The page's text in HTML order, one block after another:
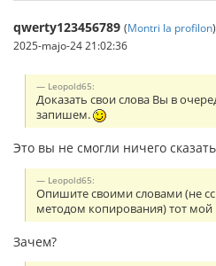
qwerty123456789 (Montri la profilon)
2025-majo-24 21:02:36
Leopold65:
Доказать свои слова Вы в
запишем.
Это вы не смогли ничего
Leopold65:
Опишите своими словами (не
методом копирования) тот мой
Зачем?